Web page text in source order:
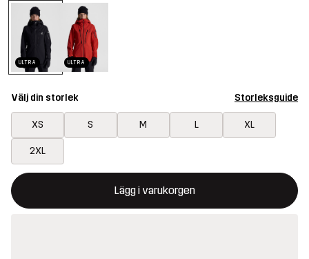
ULTRA ULTRA
Välj din storlek Storleksguide
XS S M L XL
2XL
Lägg i varukorgen
Denna knapp kommer att öppna en modal som bekräftar en ny
{{size}} inte tillgänglig